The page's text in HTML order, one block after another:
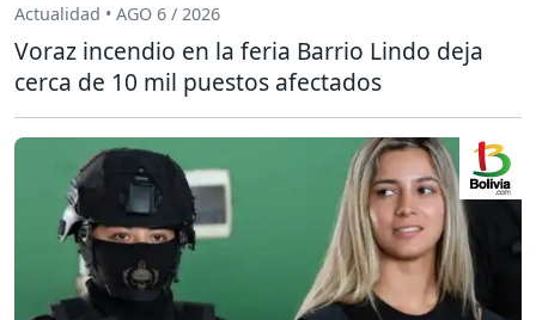
Actualidad • AGO 6 / 2026
Voraz incendio en la feria Barrio Lindo deja
cerca de 10 mil puestos afectados